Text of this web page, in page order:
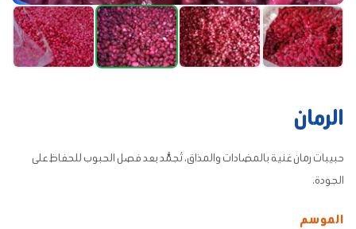
الرمان
حبيبات رمان غنية بالمضادات والمذاق، تُجمَّد بعد فصل الحبوب للحفاظ على
الجودة.
الموسم